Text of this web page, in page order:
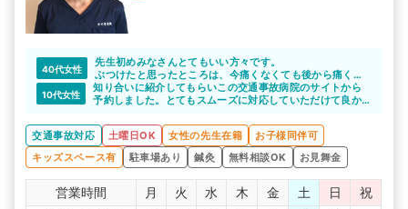
40代女性
先生初めみなさんとてもいい方々です。
ぶつけたと思ったところは、今痛くなくても後から痛くな
ることもあるので、全て主治医の先生に伝えた方がいいで
す。後から痛くなっても、相手の保険会社で対応してくれ
カンドオピニオンは必須です。わたしはそれで骨折が見つ
かりました。
10代女性
知り合いに紹介してもらいこの交通事故病院のサイトから
予約しました。とてもスムーズに対応していただけて良か
しています。
交通事故対応 土曜日OK 女性の先生在籍
お子様同伴可
キッズスペース有
駐車場あり 鍼灸 無料相談OK お見舞金
営業時間 月 火 水 木 金 土 日
祝